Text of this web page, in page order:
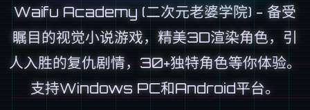
Waifu Academy (二次元老婆学院) - 备受
瞩目的视觉小说游戏，精美3D渲染角色，引
人入胜的复仇剧情，30+独特角色等你体验。
支持Windows PC和Android平台。